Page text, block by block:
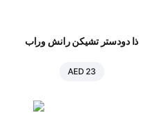
ذا دودستر تشيكن رانش وراب
AED 23